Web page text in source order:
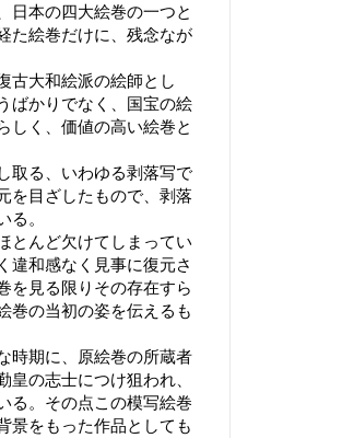
日本の四大絵巻の一つと
た絵巻だけに、残念なが
古大和絵派の絵師とし
ばかりでなく、国宝の絵
しく、価値の高い絵巻と
取る、いわゆる剥落写で
を目ざしたもので、剥落
。
とんど欠けてしまってい
違和感なく見事に復元さ
を見る限りその存在すら
巻の当初の姿を伝えるも
時期に、原絵巻の所蔵者
の志士につけ狙われ、
る。その点この模写絵巻
景をもった作品としても